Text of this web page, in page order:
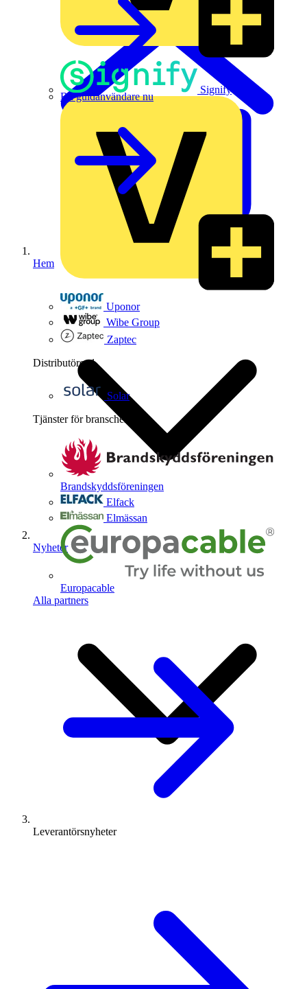
Signify
Uponor
Wibe Group
Zaptec
Distributörer 1
Solar
Tjänster för branschen
Brandskyddsföreningen
Elfack
Elmässan
Europacable
Alla partners
Bli guldanvändare nu
Hem
Nyheter
Leverantörsnyheter